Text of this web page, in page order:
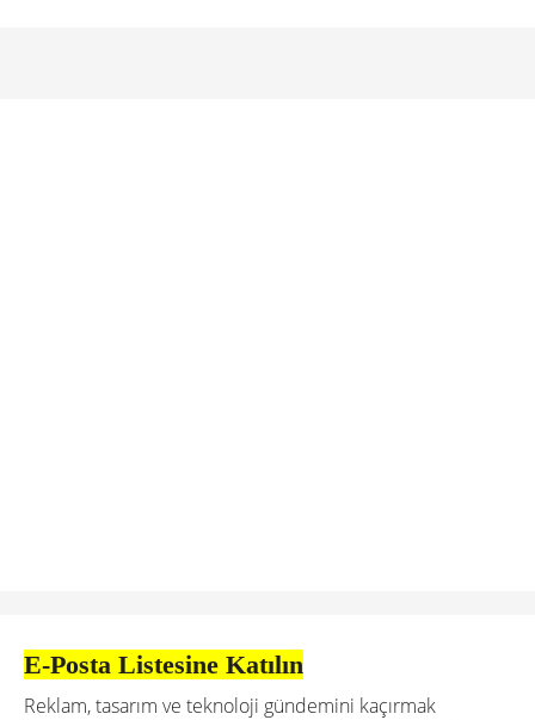
E-Posta Listesine Katılın
Reklam, tasarım ve teknoloji gündemini kaçırmak